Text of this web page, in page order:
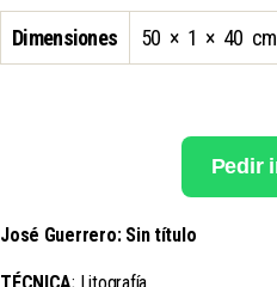
Dimensiones 50 × 1 × 40 cm
Pedir
José Guerrero: Sin título